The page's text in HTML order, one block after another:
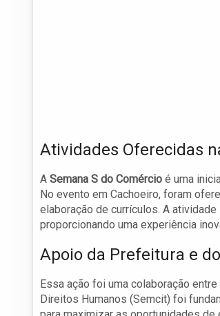
Atividades Oferecidas
A Semana S do Comércio é uma
No evento em Cachoeiro, foram
elaboração de currículos. A atividade
proporcionando uma experiência
Apoio da Prefeitura e
Essa ação foi uma colaboração
Direitos Humanos (Semcit) foi